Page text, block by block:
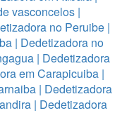
vasconcelos|
no Peruibe |
| Dedetizadora no
| Dedetizadora
em Carapicuiba |
| Dedetizadora
| Dedetizadora